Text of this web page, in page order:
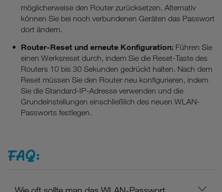
möglicherweise den Router zurücksetzen. Alternativ
können Sie bei noch verbundenen Geräten das Passwort
dort ändern.
Router-Reset und erneute Konfiguration: Führen Sie
einen Werksreset durch, indem Sie die Reset-Taste des
Routers 10 bis 30 Sekunden gedrückt halten. Nach dem
Reset müssen Sie den Router neu konfigurieren, indem
Sie die Standard-IP-Adresse verwenden und die
Grundeinstellungen einschließlich des neuen WLAN-
Passworts festlegen.
FAQ: